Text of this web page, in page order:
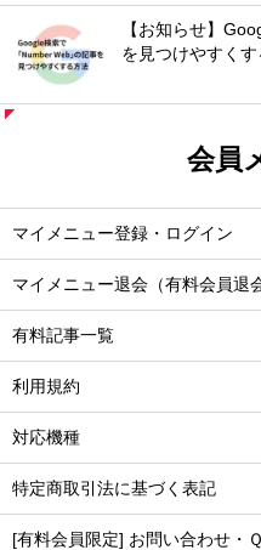
【お知らせ】
を見つけやすく
会員
マイメニュー登録・ログイン
マイメニュー退会（有料会員退
有料記事一覧
利用規約
対応機種
特定商取引法に基づく表記
[有料会員限定] お問い合わせ・